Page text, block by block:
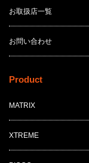
お取扱店一覧
お問い合わせ
Product
MATRIX
XTREME